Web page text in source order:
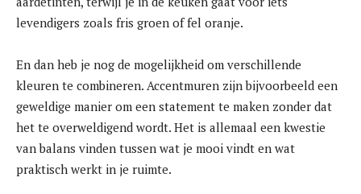
levendigers zoals fris groen of fel oranje.
En dan heb je nog de mogelijkheid om verschillende
kleuren te combineren. Accentmuren zijn bijvoorbeeld een
geweldige manier om een statement te maken zonder dat
het te overweldigend wordt. Het is allemaal een kwestie
van balans vinden tussen wat je mooi vindt en wat
praktisch werkt in je ruimte.